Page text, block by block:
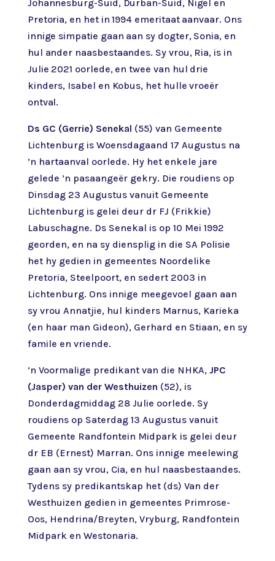
Johannesburg-Suid, Durban-Suid, Nigel en
Pretoria, en het in 1994 emeritaat aanvaar. Ons
innige simpatie gaan aan sy dogter, Sonia, en
hul ander naasbestaandes. Sy vrou, Ria, is in
Julie 2021 oorlede, en twee van hul drie
kinders, Isabel en Kobus, het hulle vroeër
ontval.
Ds GC (Gerrie) Senekal (55) van Gemeente
Lichtenburg is Woensdagaand 17 Augustus na
’n hartaanval oorlede. Hy het enkele jare
gelede ’n pasaangeër gekry. Die roudiens op
Dinsdag 23 Augustus vanuit Gemeente
Lichtenburg is gelei deur dr FJ (Frikkie)
Labuschagne. Ds Senekal is op 10 Mei 1992
georden, en na sy diensplig in die SA Polisie
het hy gedien in gemeentes Noordelike
Pretoria, Steelpoort, en sedert 2003 in
Lichtenburg. Ons innige meegevoel gaan aan
sy vrou Annatjie, hul kinders Marnus, Karieka
(en haar man Gideon), Gerhard en Stiaan, en sy
famile en vriende.
’n Voormalige predikant van die NHKA, JPC
(Jasper) van der Westhuizen (52), is
Donderdagmiddag 28 Julie oorlede. Sy
roudiens op Saterdag 13 Augustus vanuit
Gemeente Randfontein Midpark is gelei deur
dr EB (Ernest) Marran. Ons innige meelewing
gaan aan sy vrou, Cia, en hul naasbestaandes.
Tydens sy predikantskap het (ds) Van der
Westhuizen gedien in gemeentes Primrose-
Oos, Hendrina/Breyten, Vryburg, Randfontein
Midpark en Westonaria.